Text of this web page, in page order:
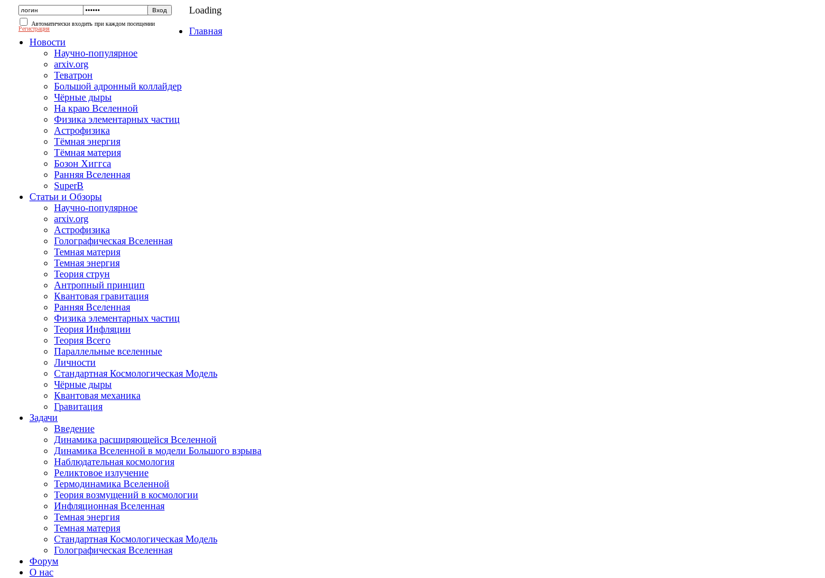
Автоматически входить при каждом посещении
Регистрация
Loading
Главная
Новости
Научно-популярное
arxiv.org
Теватрон
Большой адронный коллайдер
Чёрные дыры
На краю Вселенной
Физика элементарных частиц
Астрофизика
Тёмная энергия
Тёмная материя
Бозон Хиггса
Ранняя Вселенная
SuperB
Статьи и Обзоры
Научно-популярное
arxiv.org
Астрофизика
Голографическая Вселенная
Темная материя
Темная энергия
Теория струн
Антропный принцип
Квантовая гравитация
Ранняя Вселенная
Физика элементарных частиц
Теория Инфляции
Теория Всего
Параллельные вселенные
Личности
Стандартная Космологическая Модель
Чёрные дыры
Квантовая механика
Гравитация
Задачи
Введение
Динамика расширяющейся Вселенной
Динамика Вселенной в модели Большого взрыва
Наблюдательная космология
Реликтовое излучение
Термодинамика Вселенной
Теория возмущений в космологии
Инфляционная Вселенная
Темная энергия
Темная материя
Стандартная Космологическая Модель
Голографическая Вселенная
Форум
О нас